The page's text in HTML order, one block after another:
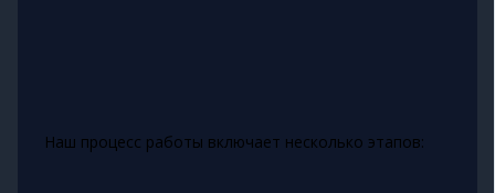
Наш процесс работы включает несколько этапов: